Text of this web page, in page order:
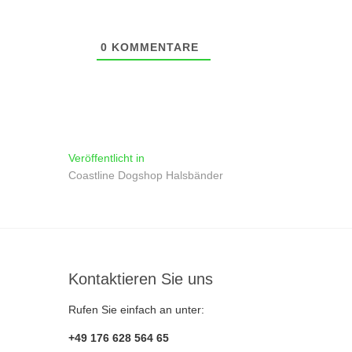
0 KOMMENTARE
Beitragsnavigation
Veröffentlicht in
Coastline Dogshop Halsbänder
Kontaktieren Sie uns
Rufen Sie einfach an unter:
+49 176 628 564 65